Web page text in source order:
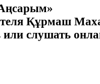
Құрмаш
или слушать